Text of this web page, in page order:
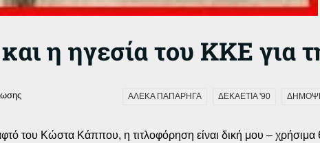
η ηγεσία του ΚΚΕ για
ΑΛΕΚΑ ΠΑΠΑΡΗΓΑ ΔΕΚΑΕΤΙΑ '90
του Κώστα Κάππου, η τιτλοφόρηση είναι δική μου –